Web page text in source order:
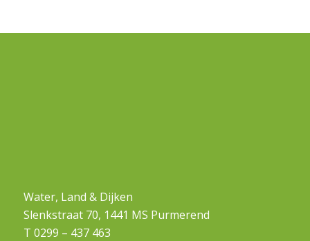
Water, Land & Dijken
Slenkstraat 70, 1441 MS Purmerend
T 0299 – 437 463